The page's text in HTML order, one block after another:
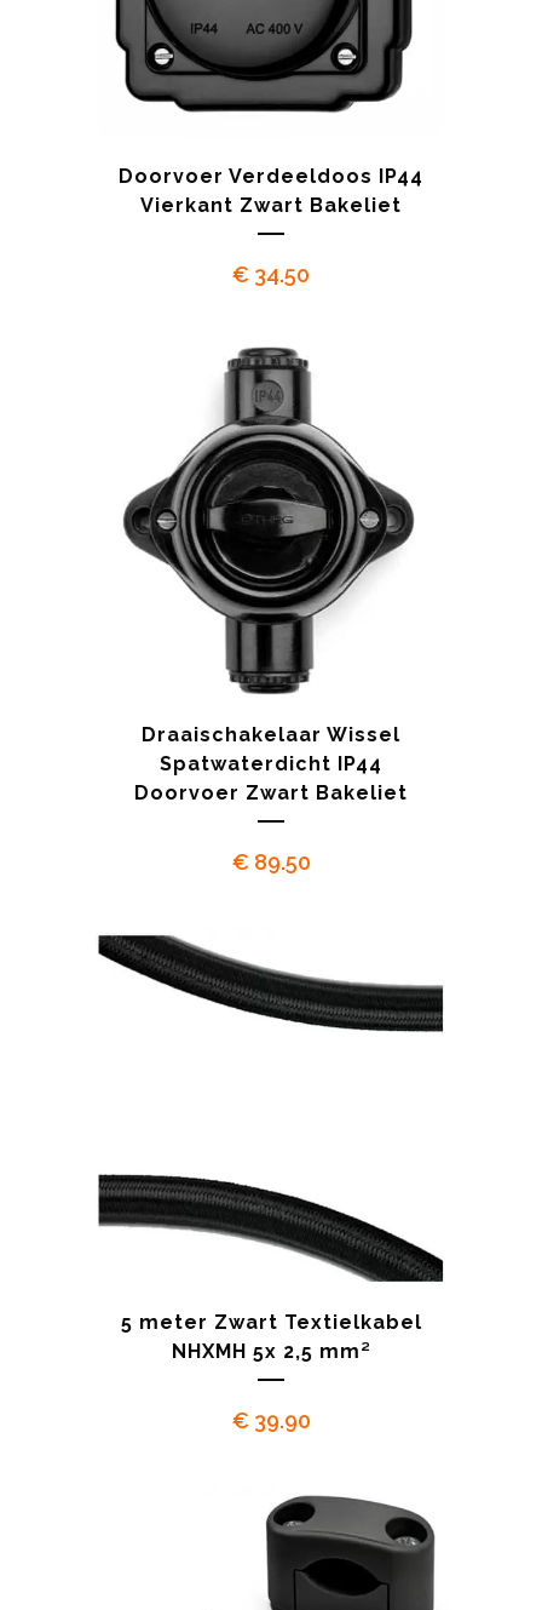
Doorvoer Verdeeldoos IP44
Vierkant Zwart Bakeliet
€ 34.50
Draaischakelaar Wissel
Spatwaterdicht IP44
Doorvoer Zwart Bakeliet
€ 89.50
5 meter Zwart Textielkabel
NHXMH 5x 2,5 mm²
€ 39.90